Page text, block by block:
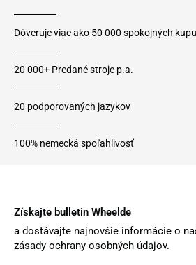
Dôveruje viac ako 50 000 spokojných
20 000+ Predané stroje p.a.
20 podporovaných jazykov
100% nemecká spoľahlivosť
Získajte bulletin Wheelde
a dostávajte najnovšie informácie o
zásady ochrany osobných údajov.